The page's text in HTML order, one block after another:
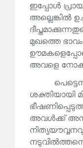
ഇപ്പോൾ
അല്ലെങ്കിൽ
മുഖത്തെ
അവളെ
ശക്തിയായി
അവൾക്ക്